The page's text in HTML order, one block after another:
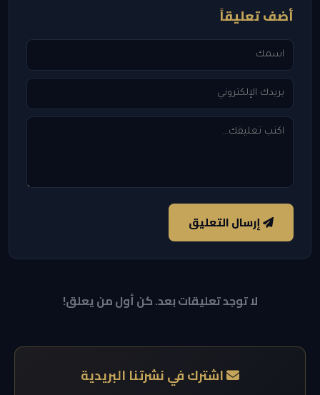
أضف تعليقاً
إرسال التعليق
لا توجد تعليقات بعد. كن أول من يعلق!
اشترك في نشرتنا البريدية